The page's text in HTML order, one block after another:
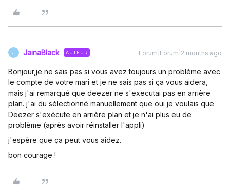
J JainaBlack AUTEUR Forum|Forum|2 months ago
Bonjour,je ne sais pas si vous avez toujours un problème avec
le compte de votre mari et je ne sais pas si ça vous aidera,
mais j'ai remarqué que deezer ne s'executai pas en arrière
plan. j'ai du sélectionné manuellement que oui je voulais que
Deezer s'exécute en arrière plan et je n'ai plus eu de
problème (après avoir réinstaller l'appli)
j'espère que ça peut vous aidez.
bon courage !